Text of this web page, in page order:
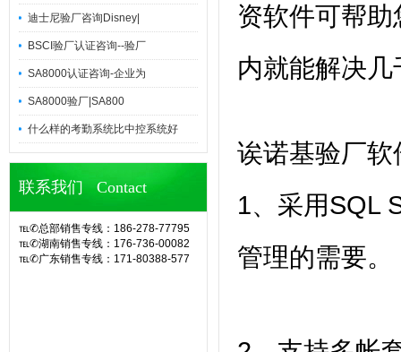
迪士尼验厂咨询Disney|
BSCI验厂认证咨询--验厂
SA8000认证咨询-企业为
SA8000验厂|SA800
什么样的考勤系统比中控系统好
联系我们 Contact
℡✆总部销售专线：186-278-77795
℡✆湖南销售专线：176-736-00082
℡✆广东销售专线：171-80388-577
资软件可帮
内就能解决
诶诺基验厂
1、采用SQL
管理的需要。